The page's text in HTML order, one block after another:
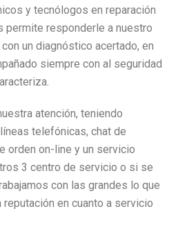
y tecnólogos en reparación
permite responderle a nuestro
un diagnóstico acertado, en
siempre con al seguridad
atención, teniendo
telefónicas, chat de
orden on-line y un servicio
3 centro de servicio o si se
con las grandes lo que
reputación en cuanto a servicio